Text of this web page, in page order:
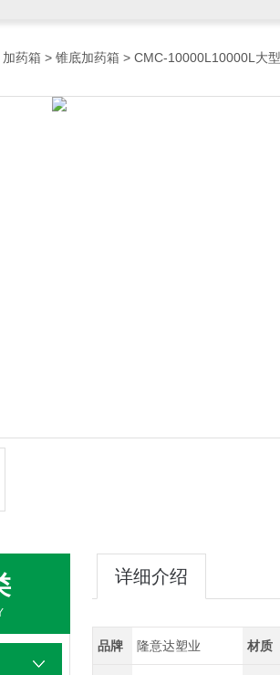
加药箱 > 锥底加药箱 > CMC-10000L10000L大
详细介绍
品牌 隆意达塑业 材质